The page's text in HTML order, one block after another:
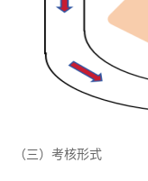
（三）考核形式